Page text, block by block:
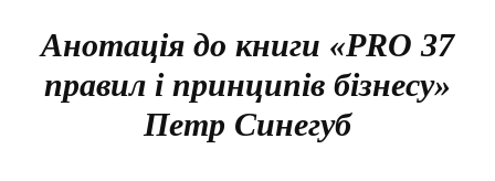
Анотація до книги «PRO 37
правил і принципів бізнесу»
Петр Синегуб